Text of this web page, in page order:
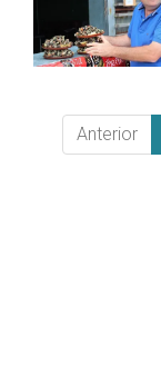
Anterior